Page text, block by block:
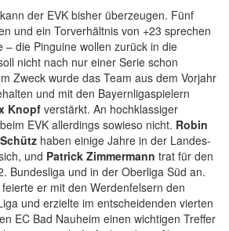
der EVK bisher überzeugen. Fünf
und ein Torverhältnis von +23 sprechen
– die Pinguine wollen zurück in die
nicht nach nur einer Serie schon
Zweck wurde das Team aus dem Vorjahr
und mit den Bayernligaspielern
Knopfverstärkt. An hochklassiger
EVK allerdings sowieso nicht. Robin
haben einige Jahre in der Landes-
und Patrick Zimmermann trat für den
Bundesliga und in der Oberliga Süd an.
er mit den Werdenfelsern den
und erzielte im entscheidenden vierten
EC Bad Nauheim einen wichtigen Treffer